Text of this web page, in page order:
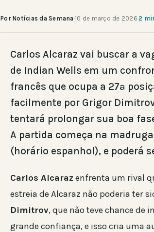
Por Notícias da Semana ·10 de março de 2026·2
Carlos Alcaraz vai buscar a
de Indian Wells em um
francês que ocupa a 27ª
facilmente por Grigor
tentará prolongar sua boa
A partida começa na
(horário espanhol), e poderá
Carlos Alcaraz enfrenta um rival
estreia de Alcaraz não poderia ter
Dimitrov, que não teve chance de
grande confiança, e isso cria uma